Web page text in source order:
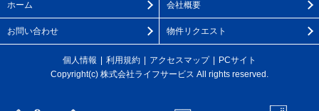
ホーム 会社概要
お問い合わせ 物件リクエスト
個人情報 利用規約 アクセスマップ
PCサイト
Copyright(c) 株式会社ライフサービス All rights reserved.